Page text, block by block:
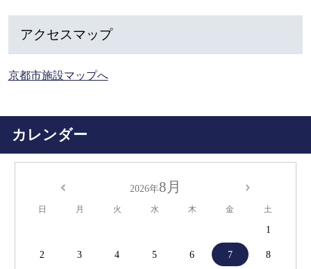
アクセスマップ
京都市施設マップへ
カレンダー
2026年8月
日 月 火 水 木 金 土
1
2 3 4 5 6 7 8